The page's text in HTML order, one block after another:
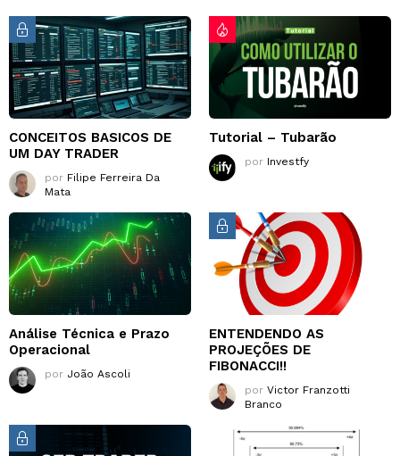
CONCEITOS BASICOS DE
UM DAY TRADER
por Filipe Ferreira Da
Mata
Tutorial – Tubarão
por Investfy
Análise Técnica e Prazo
Operacional
por João Ascoli
ENTENDENDO AS
PROJEÇÕES DE
FIBONACCI!!
por Victor Franzotti
Branco